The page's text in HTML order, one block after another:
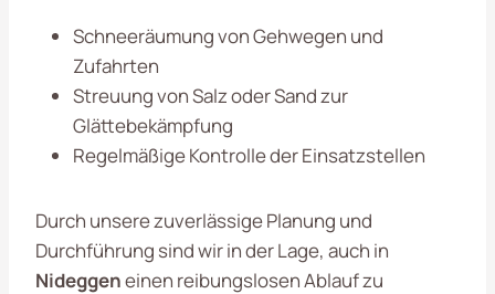
Schneeräumung von Gehwegen und
Zufahrten
Streuung von Salz oder Sand zur
Glättebekämpfung
Regelmäßige Kontrolle der Einsatzstellen
Durch unsere zuverlässige Planung und
Durchführung sind wir in der Lage, auch in
Nideggeneinen reibungslosen Ablauf zu